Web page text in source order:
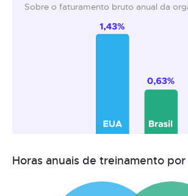
Sobre o faturamento bruto anual da
Horas anuais de treinamento